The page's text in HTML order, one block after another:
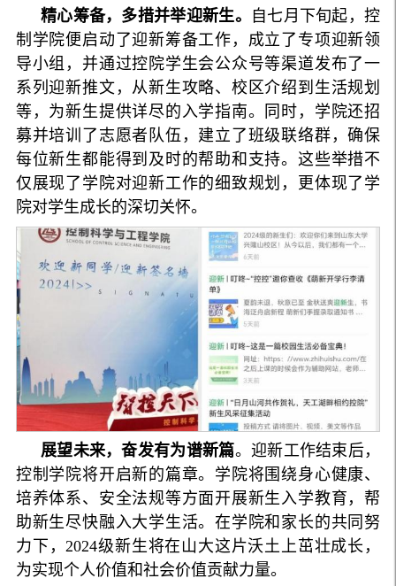
精心筹备，多措并举迎新生。
自七月下旬起，控
制学院便启动了迎新筹备工作，成立了专项迎新领
导小组，并通过控院学生会公众号等渠道发布了一
系列迎新推文，从新生攻略、校区介绍到生活规划
等，为新生提供详尽的入学指南。同时，学院还招
募并培训了志愿者队伍，建立了班级联络群，确保
每位新生都能得到及时的帮助和支持。这些举措不
仅展现了学院对迎新工作的细致规划，更体现了学
院对学生成长的深切关怀。
展望未来，奋发有为谱新篇。迎新工作结束后，
控制学院将开启新的篇章。学院将围绕身心健康、
培养体系、安全法规等方面开展新生入学教育，帮
助新生尽快融入大学生活。在学院和家长的共同努
力下，2024级新生将在山大这片沃土上茁壮成长，
为实现个人价值和社会价值贡献力量。